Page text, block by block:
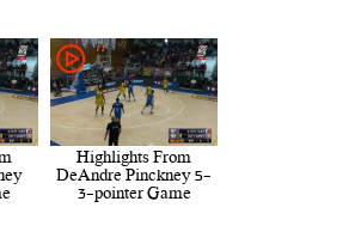
Highlights From
DeAndre Pinckney 5-
3-pointer Game